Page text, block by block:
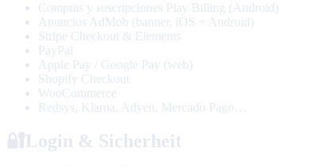
Compras y suscripciones Play Billing (Android)
Anuncios AdMob (banner, iOS + Android)
Stripe Checkout & Elements
PayPal
Apple Pay / Google Pay (web)
Shopify Checkout
WooCommerce
Redsys, Klarna, Adyen, Mercado Pago…
🔐Login & Sicherheit